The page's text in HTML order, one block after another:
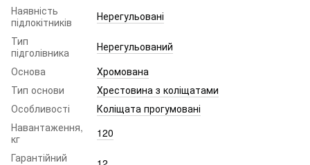
Наявність
підлокітників
Нерегульовані
Тип
підголівника
Нерегульований
Основа
Хромована
Тип основи
Хрестовина з коліщатами
Особливості
Коліщата прогумовані
Навантаження,
кг
120
Гарантійний